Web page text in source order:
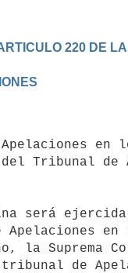
220 DE
Tribunal de
Apelaciones
la Suprema
de